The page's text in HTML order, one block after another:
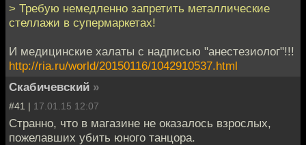
> Требую немедленно запретить металлические
стеллажи в супермаркетах!
И медицинские халаты с надписью "анестезиолог"!!!
http://ria.ru/world/20150116/1042910537.html
Скабичевский »
#41 | 17.01.15 12:07
Странно, что в магазине не оказалось взрослых,
пожелавших убить юного танцора.